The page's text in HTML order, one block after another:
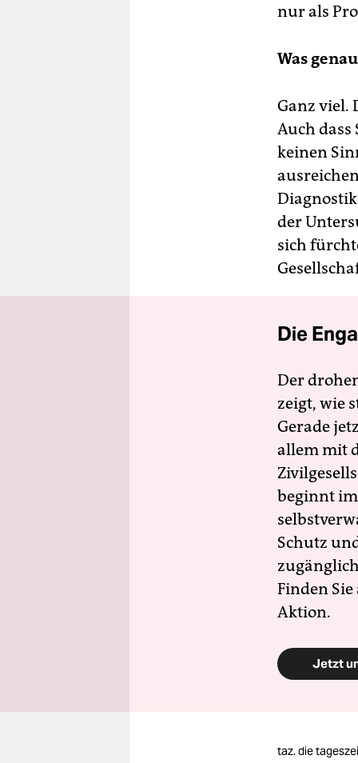
nur als
Was
Ganz viel.
Auch
keinen
der
sich
Die
Der
zeigt, wie
Gerade
allem mit
beginnt
Schutz
Finden
Aktion.
Jetzt
taz. die